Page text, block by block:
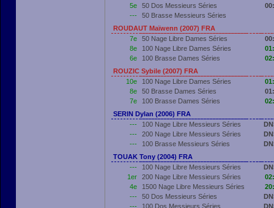
5e
50 Dos Messieurs Séries
---
50 Brasse Messieurs Séries
ROUDAUT Maïwenn (2007) FRA
7e
50 Nage Libre Dames Séries
8e
100 Nage Libre Dames Séries
6e
100 Brasse Dames Séries
ROUZIC Sybile (2007) FRA
10e
100 Nage Libre Dames Séries
8e
50 Brasse Dames Séries
7e
100 Brasse Dames Séries
SERIN Dylan (2006) FRA
---
100 Nage Libre Messieurs Séries
---
200 Nage Libre Messieurs Séries
---
100 Brasse Messieurs Séries
TOUAK Tony (2004) FRA
---
100 Nage Libre Messieurs Séries
1er
200 Nage Libre Messieurs Séries
4e
1500 Nage Libre Messieurs Séries
---
50 Dos Messieurs Séries
---
100 Dos Messieurs Séries